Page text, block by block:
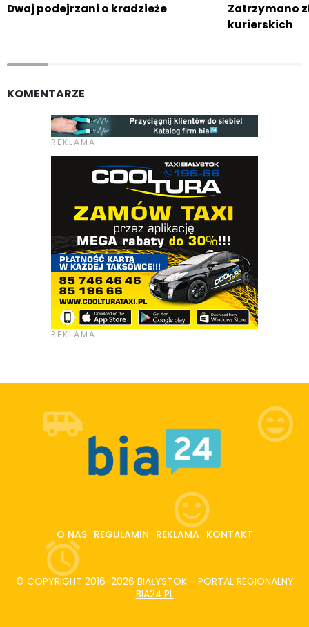
Dwaj podejrzani o kradzieże
Zatrzymano
kurierskich
KOMENTARZE
O NAS REGULAMIN REKLAMA KONTAKT
© COPYRIGHT 2016-2026 BIAŁYSTOK - PORTAL REGIONALNY
BIA24.PL